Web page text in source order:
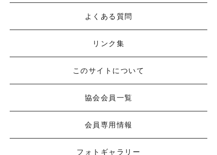
よくある質問
リンク集
このサイトについて
協会会員一覧
会員専用情報
フォトギャラリー